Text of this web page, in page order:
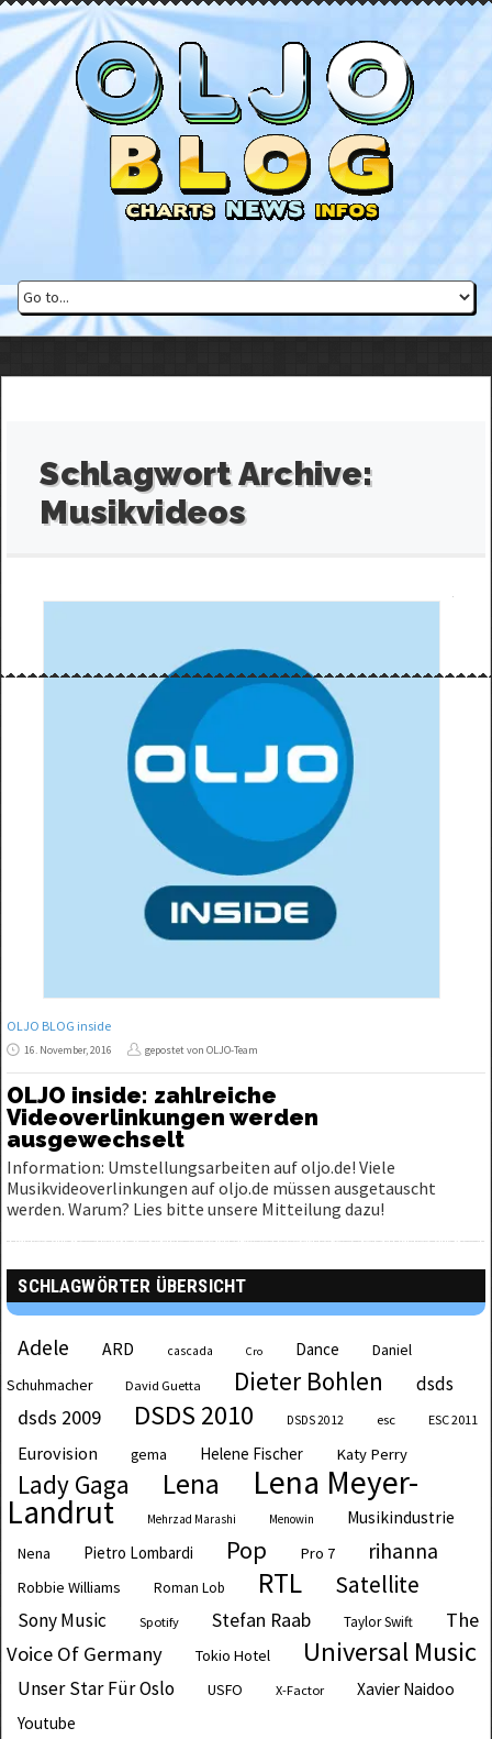
Schlagwort Archive:
Musikvideos
OLJO BLOG inside
16. November, 2016 gepostet von OLJO-Team
OLJO inside: zahlreiche
Videoverlinkungen werden
ausgewechselt
Information: Umstellungsarbeiten auf oljo.de! Viele
Musikvideoverlinkungen auf oljo.de müssen ausgetauscht
werden. Warum? Lies bitte unsere Mitteilung dazu!
SCHLAGWÖRTER ÜBERSICHT
Adele ARD cascada Cro Dance
Daniel
Schuhmacher
David Guetta Dieter Bohlen dsds
dsds 2009 DSDS 2010 DSDS 2012 esc ESC 2011
Eurovision gema Helene Fischer Katy Perry
Lady Gaga Lena Lena Meyer-
Landrut Mehrzad Marashi Menowin Musikindustrie
Nena Pietro Lombardi Pop Pro 7 rihanna
Robbie Williams Roman Lob RTL Satellite
Sony Music Spotify Stefan Raab Taylor Swift
The
Voice Of Germany
Tokio Hotel Universal Music
Unser Star Für Oslo USFO X-Factor
Xavier Naidoo
Youtube